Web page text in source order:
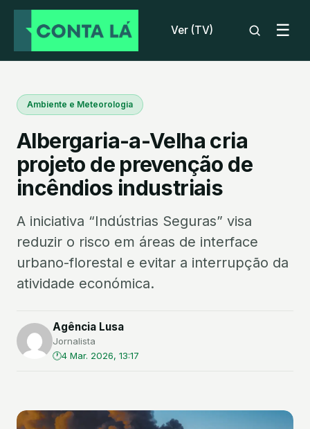
Ver (TV) ☰
Ambiente e Meteorologia
Albergaria-a-Velha cria
projeto de prevenção de
incêndios industriais
A iniciativa “Indústrias Seguras” visa
reduzir o risco em áreas de interface
urbano-florestal e evitar a interrupção da
atividade económica.
Agência Lusa
Jornalista
4 Mar. 2026, 13:17